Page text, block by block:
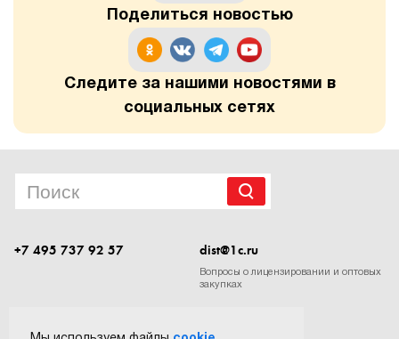
Поделиться новостью
Следите за нашими новостями в
социальных сетях
+7 495 737 92 57 dist@1c.ru
Вопросы о лицензировании и оптовых
закупках